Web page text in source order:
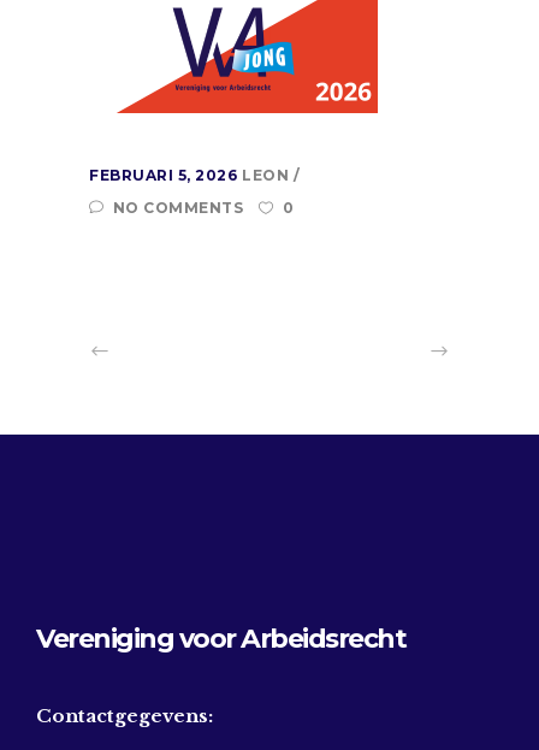
FEBRUARI 5, 2026 LEON
NO COMMENTS
0
Vereniging voor Arbeidsrecht
Contactgegevens: